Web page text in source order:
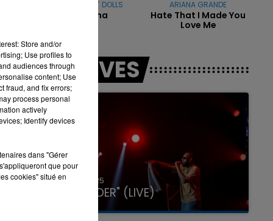
7h00 - 11h00
LA TEAM DE L'ÉTÉ
THE PUSSYCAT DOLLS
Don't Cha
ARIANA GRANDE
Hate That I Made You
Love Me
LES LIVES
31 janvier 2025
GIMS "SPIDER" (LIVE)
Store and/or
Use profiles to
audiences through
content; Use
fraud, and fix errors;
process personal
actively
Identify devices
dans "Gérer
que pour
cookies" situé en